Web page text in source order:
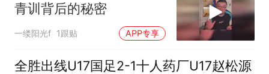
青训背后的秘密
一缕阳光f 1跟贴 APP专享
全胜出线U17国足2-1十人药厂U17赵松源